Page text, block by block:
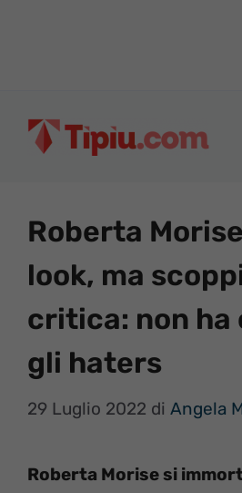
Roberta
look, ma
critica: non ha
gli haters
29 Luglio 2022 di Angela
Roberta Morise si